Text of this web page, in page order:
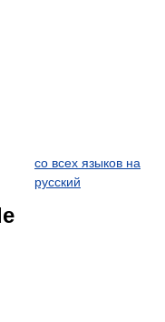
со всех языков на
русский